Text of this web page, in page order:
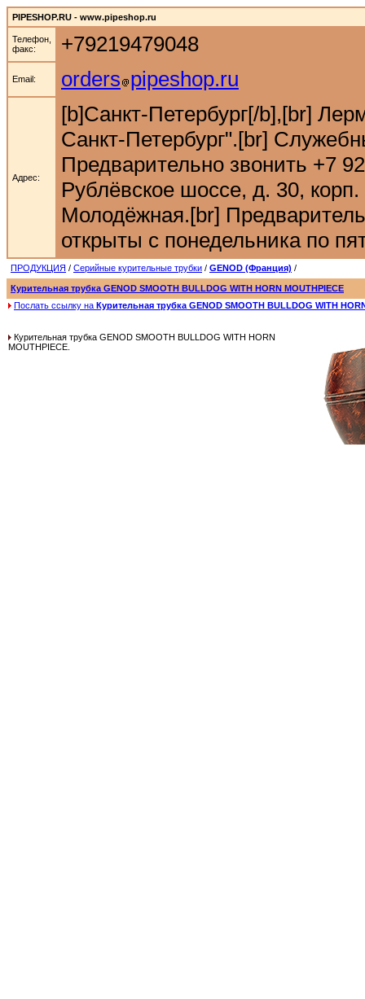
PIPESHOP.RU - www.pipeshop.ru
Телефон,
факс:
+79219479048
Email: orders pipeshop.ru
Адрес:
[b]Санкт-Петербург[/b],[br]
Санкт-Петербург".[br]
Предварительно звонить +7
Рублёвское шоссе, д. 30,
Молодёжная.[br]
открыты с понедельника по
ПРОДУКЦИЯ / Серийные курительные трубки / GENOD (Франция) /
Курительная трубка GENOD SMOOTH BULLDOG WITH HORN MOUTHPIECE
Послать ссылку на Курительная трубка GENOD SMOOTH BULLDOG WITH
Курительная трубка GENOD SMOOTH BULLDOG WITH HORN
MOUTHPIECE.